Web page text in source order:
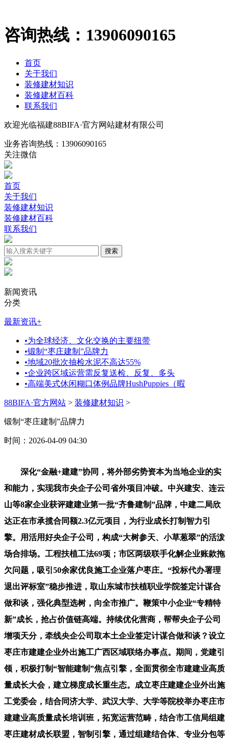
咨询热线： 13906090165
首页
关于我们
装修建材知识
装修建材百科
联系我们
欢迎光临福建88BIFA·官方网站建材有限公司
业务咨询热线： 13906090165
关注微信
首页
关于我们
装修建材知识
装修建材百科
联系我们
新闻资讯
分类
最新资讯+
•为全球经济、文化交换的主要纽带
•锻制“枣庄建制”品牌力
•地域20批次抽检水泥不高达55%
•企业跨区域运营需反复送检、反复、多头
•高端美式休闲糊口体例品牌HushPuppies（暇
88BIFA·官方网站 > 装修建材知识 >
锻制“枣庄建制”品牌力
时间：2026-04-09 04:30
深化“金融+建建”协同，将外部劣势资本为当地企业的实
和能力，实现我市央企子公司省外项目冲破。中兴建安、连云
山等8家企业获评建建业第一批“齐鲁建制”品牌，中建二局欣
达正在市承揽合同额2.3亿元项目，为行业成长打制智力引
擎。用活用好央企子公司，构成“大树参天、小草葱翠”的活泼
场合排场。工程扶植工法69项；市区两级联手化解企业账款拖
欠问题，吸引50余家优良施工企业落户枣庄。“投标代办署理
退出评标室”稳步推进，取山东城市扶植职业学院签定计谋合
做和谈，强化典型选树，向全市推广。鞭策中小企业“专精特
新”成长，抢占价值链高端。持续优化营商，帮帮央企子公司
增项天分，牵线央企公司取本土企业签定计谋合做和谈？设立
枣庄市建建企业外出施工广西区域联络办事点。期间，党建引
领，积极打制“智能建制”焦点引擎，全面贯彻全市建建业高质
量成长大会，建立梯度成长重生态。成立枣庄建建企业外出施
工党委会，结合同济大学、武汉大学、大学等院校举办枣庄市
建建业高质量成长培训班，拓宽运营范畴，结合市工信局组建
枣庄建材成长联盟，智制引擎，通过组建结合体、专业分包等